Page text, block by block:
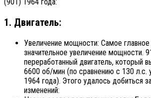
1. Двигатель:
Увеличение мощности: Самое
значительное увеличение мощности.
переработанный двигатель, который
6600 об/мин (по сравнению с 130 л.с.
1964 года). Этого удалось добиться
изменений: